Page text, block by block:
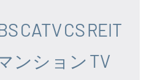
CATVCSREIT
ンション TV